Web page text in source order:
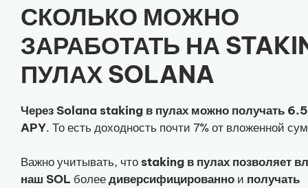
СКОЛЬКО МОЖНО
ЗАРАБОТАТЬ НА
ПУЛАХ SOLANA
Через Solana staking в пулах можно получать
APY. То есть доходность почти 7% от вложенной
Важно учитывать, что staking в пулах позволяет
наш SOL болеедиверсифицированно и получать